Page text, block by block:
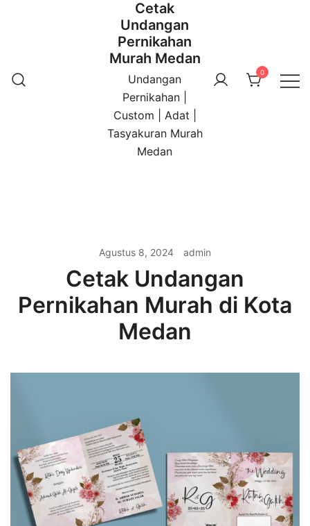
Cetak
Undangan
Pernikahan
Murah Medan
Undangan
Pernikahan |
Custom | Adat |
Tasyakuran Murah
Medan
0
Agustus 8, 2024 admin
Cetak Undangan
Pernikahan Murah di Kota
Medan